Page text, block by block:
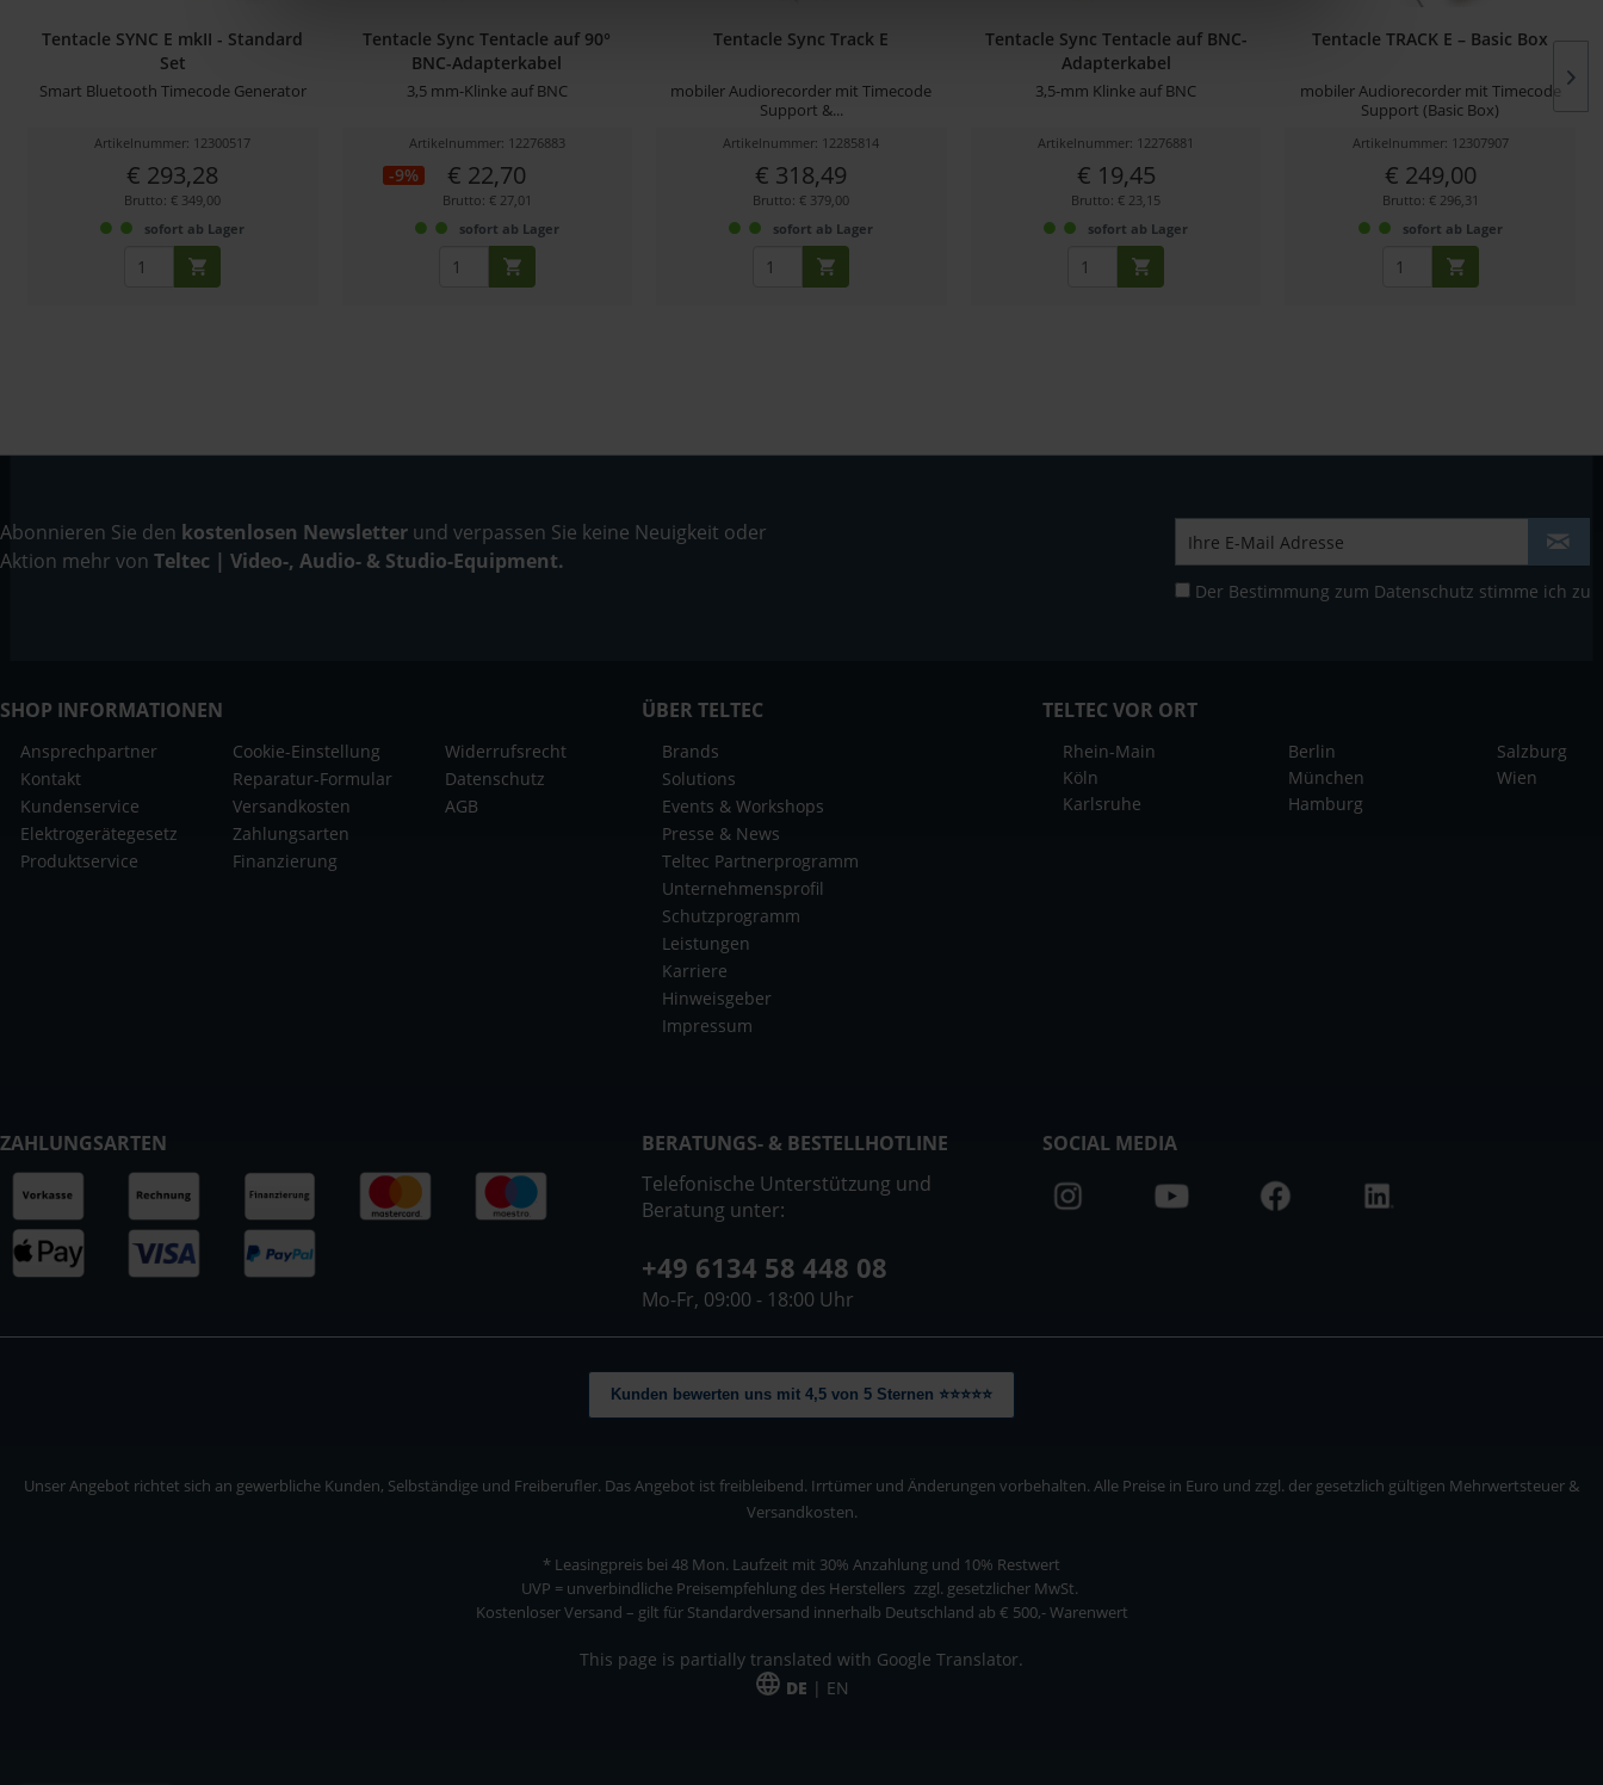
Tentacle SYNC E mkII - Standard
Set
Smart Bluetooth Timecode Generator
Artikelnummer: 12300517
€ 293,28
Brutto: € 349,00
sofort ab Lager
Tentacle Sync Tentacle auf 90°
BNC-Adapterkabel
3,5 mm-Klinke auf BNC
Artikelnummer: 12276883
-9% € 22,70
Brutto: € 27,01
sofort ab Lager
Tentacle Sync Track E
mobiler Audiorecorder mit Timecode
Support &...
Artikelnummer: 12285814
€ 318,49
Brutto: € 379,00
sofort ab Lager
Tentacle Sync Tentacle auf BNC-
Adapterkabel
3,5-mm Klinke auf BNC
Artikelnummer: 12276881
€ 19,45
Brutto: € 23,15
sofort ab Lager
Tentacle TRACK E – Basic Box
mobiler Audiorecorder mit Timecode
Support (Basic Box)
Artikelnummer: 12307907
€ 249,00
Brutto: € 296,31
sofort ab Lager
Abonnieren Sie den kostenlosen Newsletter und verpassen Sie keine Neuigkeit oder
Aktion mehr von Teltec | Video-, Audio- & Studio-Equipment.
Der Bestimmung zum Datenschutz stimme ich zu
SHOP INFORMATIONEN
Ansprechpartner
Kontakt
Kundenservice
Elektrogerätegesetz
Produktservice
Cookie-Einstellung
Reparatur-Formular
Versandkosten
Zahlungsarten
Finanzierung
Widerrufsrecht
Datenschutz
AGB
ÜBER TELTEC
Brands
Solutions
Events & Workshops
Presse & News
Teltec Partnerprogramm
Unternehmensprofil
Schutzprogramm
Leistungen
Karriere
Hinweisgeber
Impressum
TELTEC VOR ORT
Rhein-Main
Köln
Karlsruhe
Berlin
München
Hamburg
Salzburg
Wien
ZAHLUNGSARTEN
BERATUNGS- & BESTELLHOTLINE
Telefonische Unterstützung und
Beratung unter:
+49 6134 58 448 08
Mo-Fr, 09:00 - 18:00 Uhr
SOCIAL MEDIA
Kunden bewerten uns mit 4,5 von 5 Sternen ⭐⭐⭐⭐⭐
Unser Angebot richtet sich an gewerbliche Kunden, Selbständige und Freiberufler. Das Angebot ist freibleibend. Irrtümer und Änderungen vorbehalten. Alle Preise in Euro und zzgl. der gesetzlich gültigen Mehrwertsteuer &
Versandkosten.
* Leasingpreis bei 48 Mon. Laufzeit mit 30% Anzahlung und 10% Restwert
UVP = unverbindliche Preisempfehlung des Herstellers zzgl. gesetzlicher MwSt.
Kostenloser Versand – gilt für Standardversand innerhalb Deutschland ab € 500,- Warenwert
This page is partially translated with Google Translator.
DE | EN